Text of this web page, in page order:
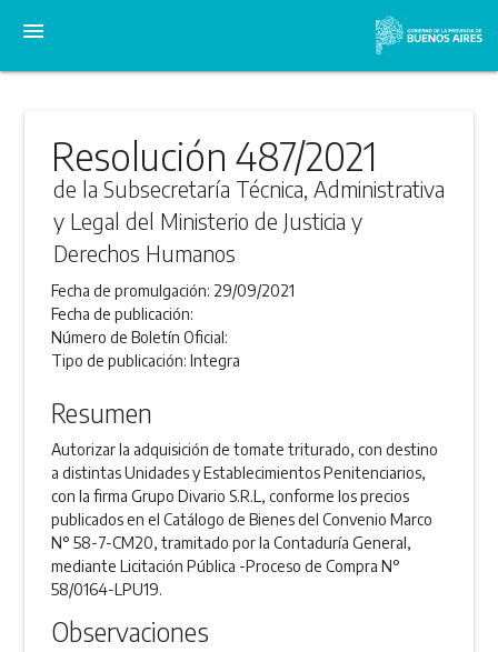
menu
Resolución 487/2021
de la Subsecretaría Técnica, Administrativa
y Legal del Ministerio de Justicia y
Derechos Humanos
Fecha de promulgación: 29/09/2021
Fecha de publicación:
Número de Boletín Oficial:
Tipo de publicación:Integra
Resumen
Autorizar la adquisición de tomate triturado, con destino
a distintas Unidades y Establecimientos Penitenciarios,
con la firma Grupo Divario S.R.L, conforme los precios
publicados en el Catálogo de Bienes del Convenio Marco
N° 58-7-CM20, tramitado por la Contaduría General,
mediante Licitación Pública -Proceso de Compra N°
58/0164-LPU19.
Observaciones